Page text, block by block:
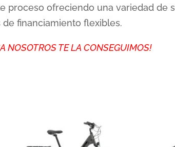
proceso ofreciendo una variedad de
financiamiento flexibles.
NOSOTROS TE LA CONSEGUIMOS!